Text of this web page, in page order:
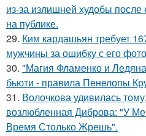
из-за излишней худобы
на публике.
29. Ким кардашьян требует
мужчины за ошибку с его
30. "Магия Фламенко и
бьюти - правила Пенелопы
31. Волочкова удивилась
возлюбленная Диброва: "У
Время Столько Жрешь".